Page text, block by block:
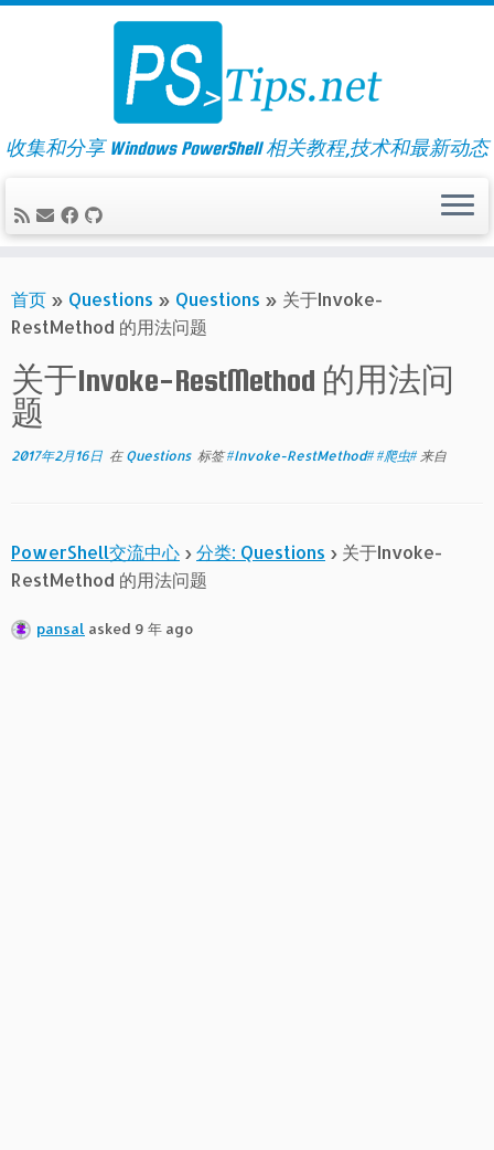
Skip
收集和分享 Windows PowerShell 相关教程,技术和最新动态
首页 » Questions » Questions » 关于Invoke-
RestMethod 的用法问题
关于Invoke-RestMethod 的用法问
题
2017年2月16日 在 Questions 标签#Invoke-RestMethod# #爬虫# 来自
PowerShell交流中心 › 分类: Questions › 关于Invoke-
RestMethod 的用法问题
pansal asked 9 年 ago